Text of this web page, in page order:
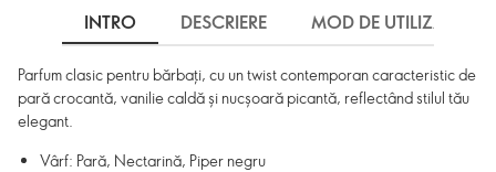
INTRO DESCRIERE MOD DE UTILIZARE
Parfum clasic pentru bărbați, cu un twist contemporan caracteristic de
pară crocantă, vanilie caldă și nucșoară picantă, reflectând stilul tău
elegant.
Vârf: Pară, Nectarină, Piper negru